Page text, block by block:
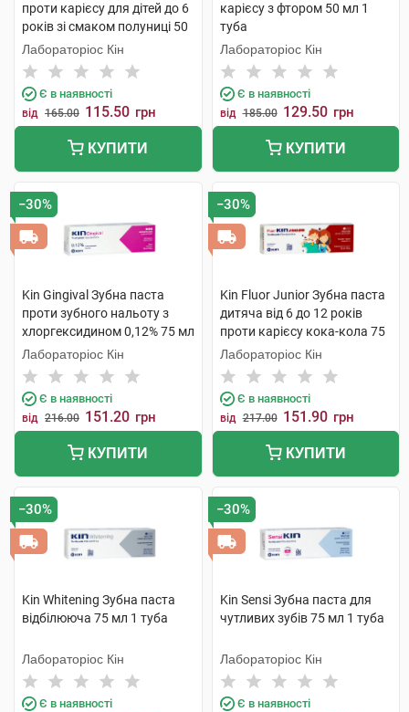
проти карієсу для дітей до 6
років зі смаком полуниці 50
мл 1 туба
Лабораторіос Кін
Є в наявності
від 165.00 115.50 грн
КУПИТИ
карієсу з фтором 50 мл 1
туба
Лабораторіос Кін
Є в наявності
від 185.00 129.50 грн
КУПИТИ
−30%
Kin Gingival Зубна паста
проти зубного нальоту з
хлоргексидином 0,12% 75 мл
1 туба
Лабораторіос Кін
Є в наявності
від 216.00 151.20 грн
КУПИТИ
−30%
Kin Fluor Junior Зубна паста
дитяча від 6 до 12 років
проти карієсу кока-кола 75
мл 1 туба
Лабораторіос Кін
Є в наявності
від 217.00 151.90 грн
КУПИТИ
−30%
Kin Whitening Зубна паста
відбілююча 75 мл 1 туба
Лабораторіос Кін
Є в наявності
−30%
Kin Sensi Зубна паста для
чутливих зубів 75 мл 1 туба
Лабораторіос Кін
Є в наявності